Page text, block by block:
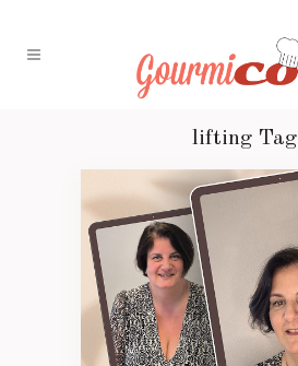
lifting Tag